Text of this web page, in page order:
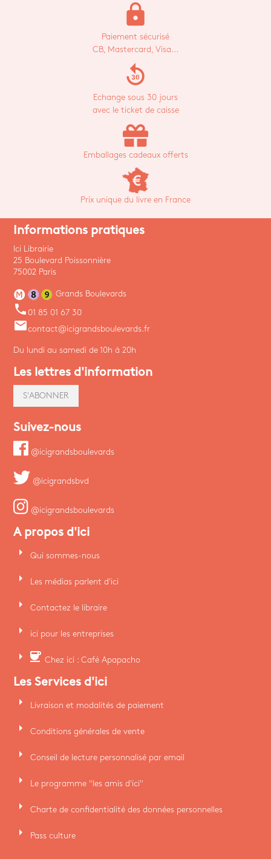
lock
Paiement sécurisé
CB, Mastercard, Visa...
replay_30
Echange sous 30 jours
avec le ticket de caisse
Emballages cadeaux offerts
Prix unique du livre en France
Informations pratiques
Ici Librairie
25 Boulevard Poissonnière
75002 Paris
Grands Boulevards
phone 01 85 01 67 30
emailcontact@icigrandsboulevards.fr
Du lundi au samedi de 10h à 20h
Les lettres d'information
S'ABONNER
Suivez-nous
@icigrandsboulevards
@icigrandsbvd
@icigrandsboulevards
A propos d'ici
arrow_right Qui sommes-nous
arrow_right Les médias parlent d'ici
arrow_right Contactez le libraire
arrow_right ici pour les entreprises
arrow_right coffee Chez ici : Café Apapacho
Les Services d'ici
arrow_right Livraison et modalités de paiement
arrow_right Conditions générales de vente
arrow_right Conseil de lecture personnalisé par email
arrow_right Le programme "les amis d'ici"
arrow_right Charte de confidentialité des données personnelles
arrow_right Pass culture